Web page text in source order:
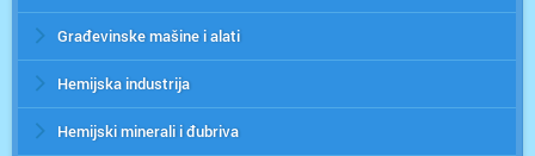
Građevinske mašine i alati
Hemijska industrija
Hemijski minerali i đubriva